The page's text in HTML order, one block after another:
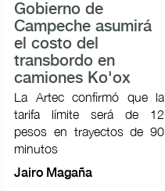
Gobierno de
Campeche asumirá
el costo del
transbordo en
camiones Ko'ox
La Artec confirmó que la
tarifa límite será de 12
pesos en trayectos de 90
minutos
Jairo Magaña